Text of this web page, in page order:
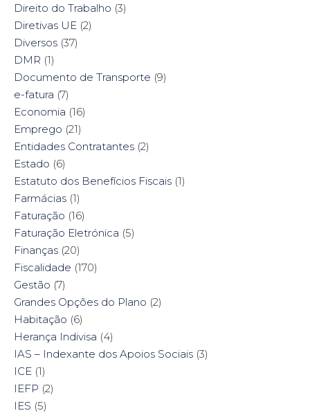
Direito do Trabalho (3)
Diretivas UE (2)
Diversos (37)
DMR (1)
Documento de Transporte (9)
e-fatura (7)
Economia (16)
Emprego (21)
Entidades Contratantes (2)
Estado (6)
Estatuto dos Benefícios Fiscais (1)
Farmácias (1)
Faturação (16)
Faturação Eletrónica (5)
Finanças (20)
Fiscalidade (170)
Gestão (7)
Grandes Opções do Plano (2)
Habitação (6)
Herança Indivisa (4)
IAS – Indexante dos Apoios Sociais (3)
ICE (1)
IEFP (2)
IES (5)